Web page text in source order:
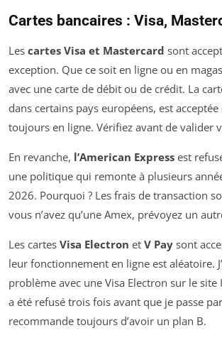
Cartes bancaires : Visa,
Les cartes Visa et Mastercard sont
exception. Que ce soit en ligne ou en
avec une carte de débit ou de crédit. La
dans certains pays européens, est
toujours en ligne. Vérifiez avant de valider
En revanche, l’American Express est
une politique qui remonte à plusieurs
2026. Pourquoi ? Les frais de transaction
vous n’avez qu’une Amex, prévoyez un
Les cartes Visa Electron et V Pay sont
leur fonctionnement en ligne est aléatoire.
problème avec une Visa Electron sur le site
a été refusé trois fois avant que je passe
recommande toujours d’avoir un plan B.